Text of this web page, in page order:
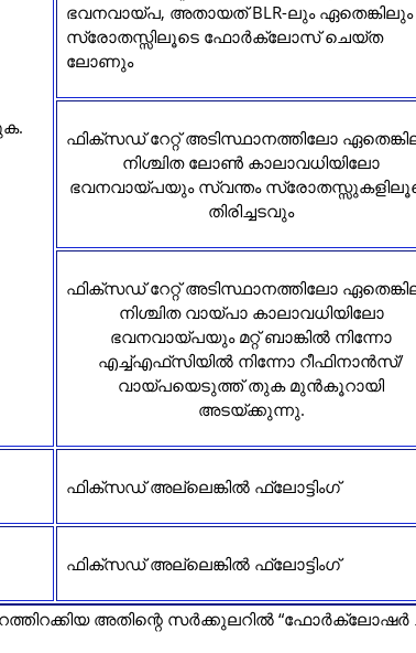
ഭവനവായ്പ, അതായത് BLR-ലും ഏതെങ്കിലും
സ്രോതസ്സിലൂടെ ഫോർക്ലോസ് ചെയ്ത
ലോണും
ഫിക്‌സഡ് റേറ്റ് അടിസ്ഥാനത്തിലോ
നിശ്ചിത ലോൺ കാലാവധിയിലോ
ഭവനവായ്പയും സ്വന്തം
തിരിച്ചടവും
ഫിക്‌സഡ് റേറ്റ് അടിസ്ഥാനത്തിലോ
നിശ്ചിത വായ്പാ കാലാവധിയിലോ
ഭവനവായ്പയും മറ്റ് ബാങ്കിൽ നിന്നോ
എച്ച്എഫ്‌സിയിൽ നിന്നോ റീഫിനാൻസ്/
വായ്പയെടുത്ത് തുക മുൻകൂറായി
അടയ്ക്കുന്നു.
ഫിക്സഡ് അല്ലെങ്കിൽ ഫ്ലോട്ടിംഗ്
ഫിക്സഡ് അല്ലെങ്കിൽ ഫ്ലോട്ടിംഗ്
അതിന്റെ സർക്കുലറിൽ